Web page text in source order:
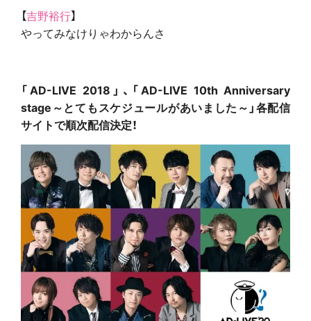
【吉野裕行】
やってみなけりゃわからんさ
「AD-LIVE 2018」、「AD-LIVE 10th Anniversary
stage～とてもスケジュールがあいました～」各配信
サイトで順次配信決定！